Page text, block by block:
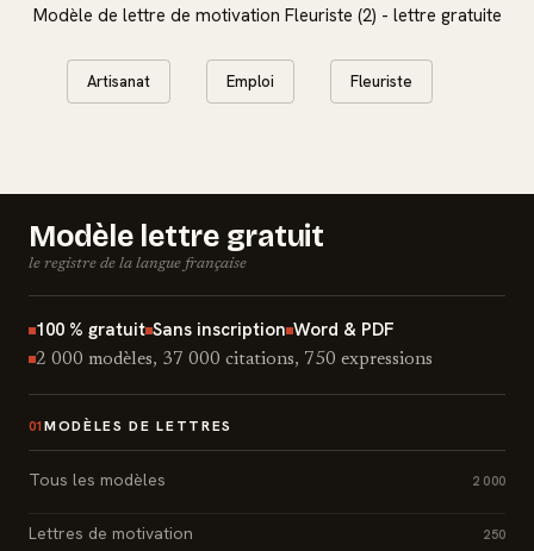
Modèle de lettre de motivation Fleuriste (2) - lettre gratuite
Artisanat Emploi Fleuriste
Modèle lettre gratuit
le registre de la langue française
100 % gratuit Sans inscription Word & PDF
2 000 modèles, 37 000 citations, 750 expressions
01 MODÈLES DE LETTRES
Tous les modèles 2 000
Lettres de motivation 250